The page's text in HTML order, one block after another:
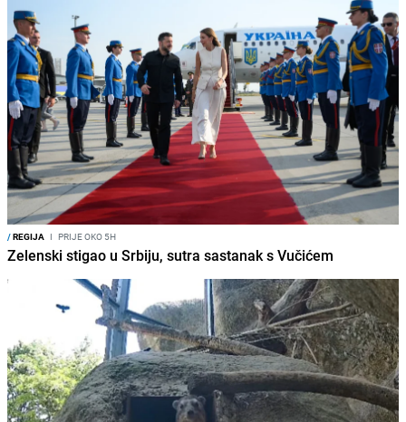
/REGIJA I PRIJE OKO 5H
Zelenski stigao u Srbiju, sutra sastanak s Vučićem